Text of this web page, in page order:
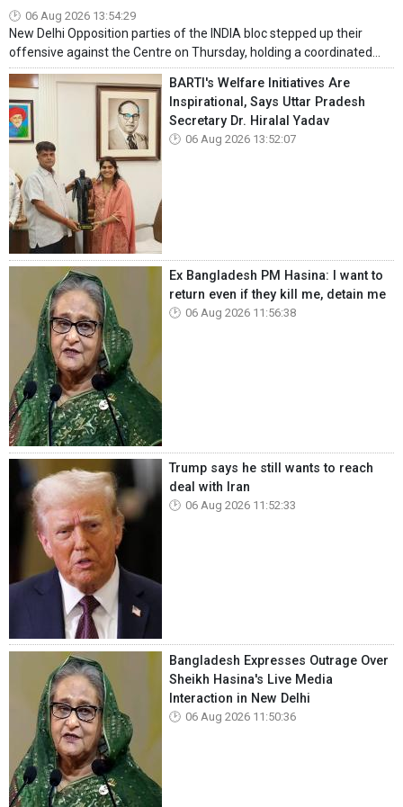
06 Aug 2026 13:54:29
New Delhi Opposition parties of the INDIA bloc stepped up their
offensive against the Centre on Thursday, holding a coordinated...
BARTI's Welfare Initiatives Are
Inspirational, Says Uttar Pradesh
Secretary Dr. Hiralal Yadav
06 Aug 2026 13:52:07
Ex Bangladesh PM Hasina: I want to
return even if they kill me, detain me
06 Aug 2026 11:56:38
Trump says he still wants to reach
deal with Iran
06 Aug 2026 11:52:33
Bangladesh Expresses Outrage Over
Sheikh Hasina's Live Media
Interaction in New Delhi
06 Aug 2026 11:50:36